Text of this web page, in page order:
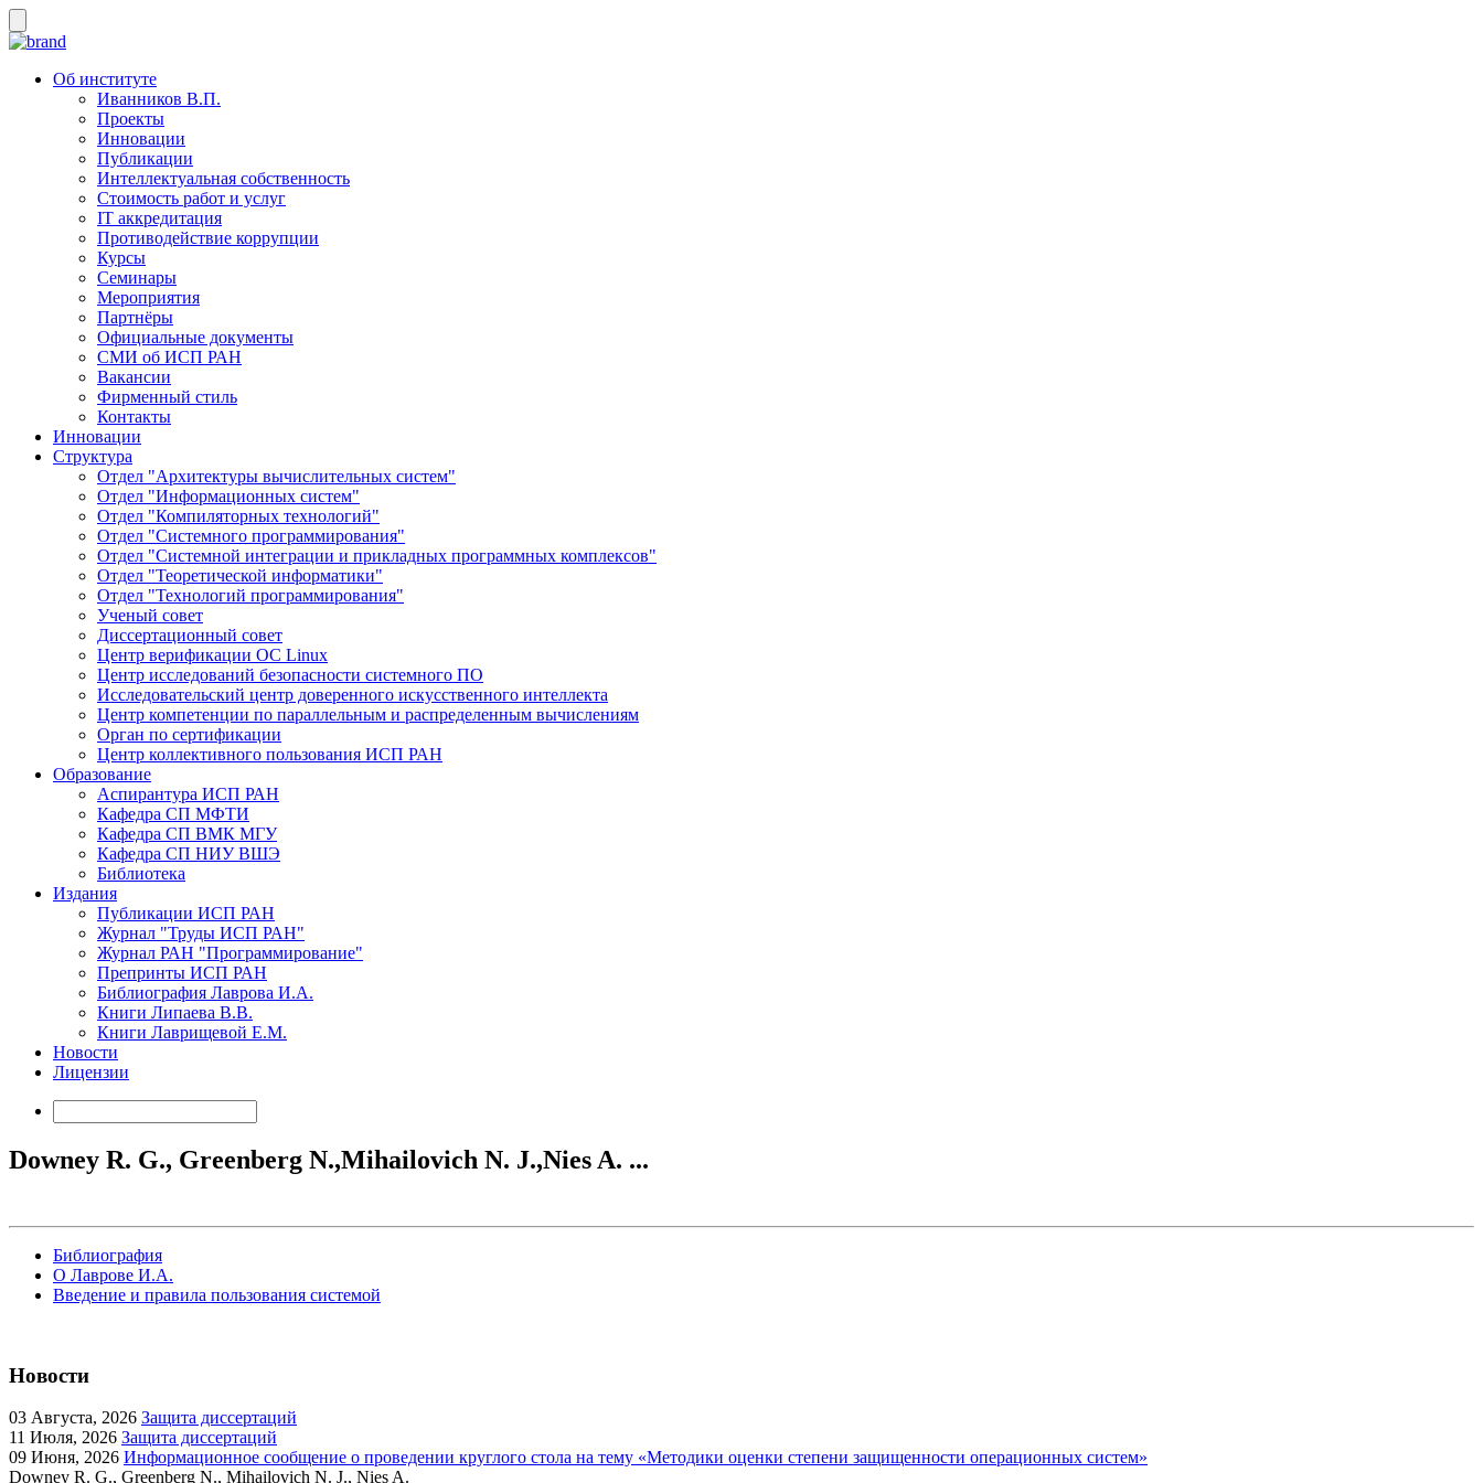
Об институте
Иванников В.П.
Проекты
Инновации
Публикации
Интеллектуальная собственность
Стоимость работ и услуг
IT аккредитация
Противодействие коррупции
Курсы
Семинары
Мероприятия
Партнёры
Официальные документы
СМИ об ИСП РАН
Вакансии
Фирменный стиль
Контакты
Инновации
Структура
Отдел "Архитектуры вычислительных систем"
Отдел "Информационных систем"
Отдел "Компиляторных технологий"
Отдел "Системного программирования"
Отдел "Системной интеграции и прикладных программных комплексов"
Отдел "Теоретической информатики"
Отдел "Технологий программирования"
Ученый совет
Диссертационный совет
Центр верификации ОС Linux
Центр исследований безопасности системного ПО
Исследовательский центр доверенного искусственного интеллекта
Центр компетенции по параллельным и распределенным вычислениям
Орган по сертификации
Центр коллективного пользования ИСП РАН
Образование
Аспирантура ИСП РАН
Кафедра СП МФТИ
Кафедра СП ВМК МГУ
Кафедра СП НИУ ВШЭ
Библиотека
Издания
Публикации ИСП РАН
Журнал "Труды ИСП РАН"
Журнал РАН "Программирование"
Препринты ИСП РАН
Библиография Лаврова И.А.
Книги Липаева В.В.
Книги Лаврищевой Е.М.
Новости
Лицензии
Downey R. G., Greenberg N.,Mihailovich N. J.,Nies A. ...
Библиография
О Лаврове И.А.
Введение и правила пользования системой
Новости
03 Августа, 2026 Защита диссертаций
11 Июля, 2026 Защита диссертаций
09 Июня, 2026 Информационное сообщение о проведении круглого стола на тему «Методики оценки степени защищенности операционных систем»
Downey R. G., Greenberg N., Mihailovich N. J., Nies A.